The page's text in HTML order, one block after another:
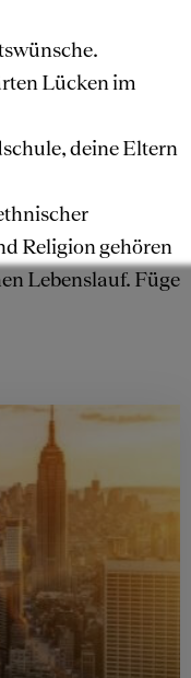
Lücken im
deine Eltern
Religion gehören
Lebenslauf. Füge